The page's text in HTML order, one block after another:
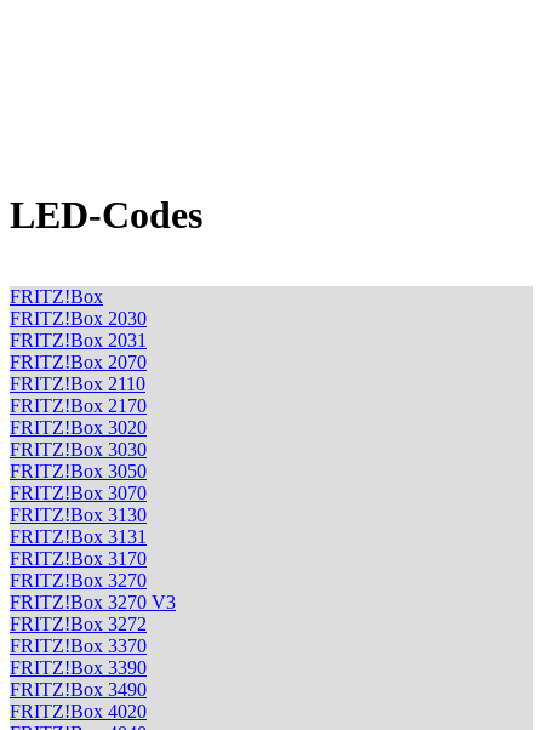
LED-Codes
FRITZ!Box
FRITZ!Box 2030
FRITZ!Box 2031
FRITZ!Box 2070
FRITZ!Box 2110
FRITZ!Box 2170
FRITZ!Box 3020
FRITZ!Box 3030
FRITZ!Box 3050
FRITZ!Box 3070
FRITZ!Box 3130
FRITZ!Box 3131
FRITZ!Box 3170
FRITZ!Box 3270
FRITZ!Box 3270 V3
FRITZ!Box 3272
FRITZ!Box 3370
FRITZ!Box 3390
FRITZ!Box 3490
FRITZ!Box 4020